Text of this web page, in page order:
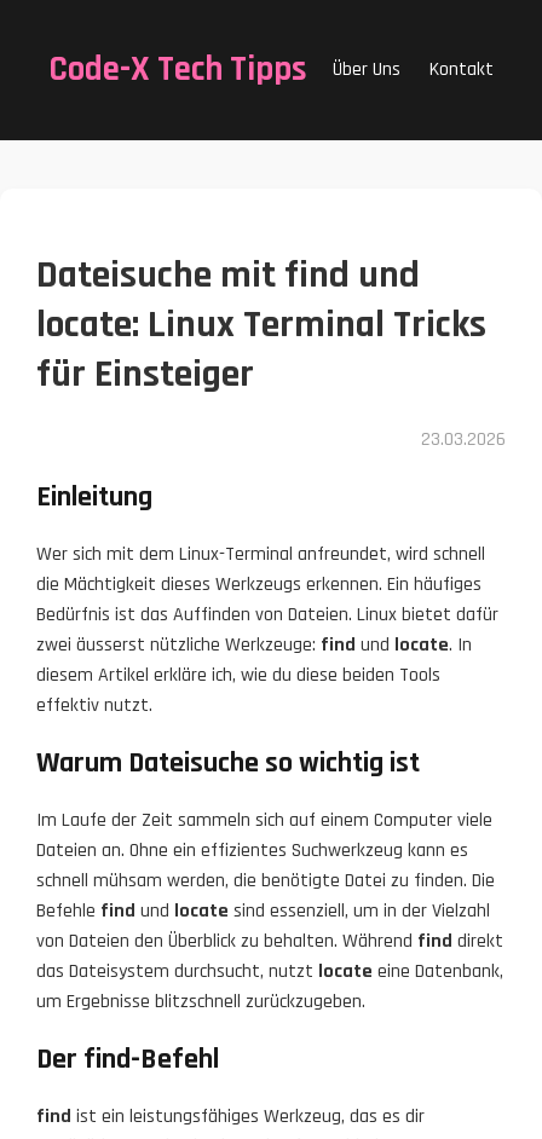
Code-X Tech Tipps Über Uns Kontakt
Dateisuche mit find und
locate: Linux Terminal Tricks
für Einsteiger
23.03.2026
Einleitung
Wer sich mit dem Linux-Terminal anfreundet, wird schnell
die Mächtigkeit dieses Werkzeugs erkennen. Ein häufiges
Bedürfnis ist das Auffinden von Dateien. Linux bietet dafür
zwei äusserst nützliche Werkzeuge: find und locate. In
diesem Artikel erkläre ich, wie du diese beiden Tools
effektiv nutzt.
Warum Dateisuche so wichtig ist
Im Laufe der Zeit sammeln sich auf einem Computer viele
Dateien an. Ohne ein effizientes Suchwerkzeug kann es
schnell mühsam werden, die benötigte Datei zu finden. Die
Befehle find und locate sind essenziell, um in der Vielzahl
von Dateien den Überblick zu behalten. Während find direkt
das Dateisystem durchsucht, nutzt locate eine Datenbank,
um Ergebnisse blitzschnell zurückzugeben.
Der find-Befehl
find ist ein leistungsfähiges Werkzeug, das es dir